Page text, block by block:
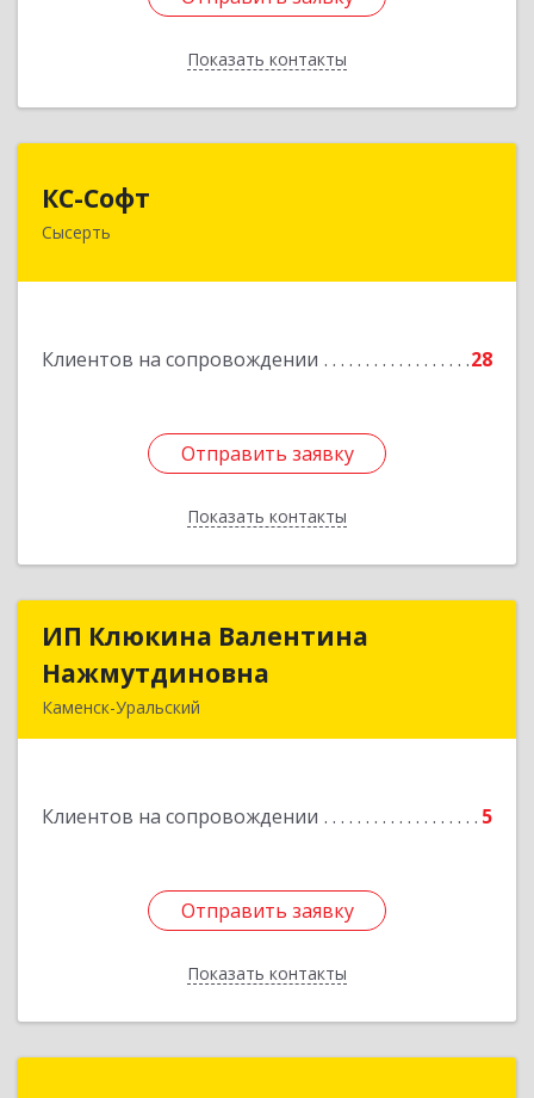
Показать контакты
Назад
КС-Софт
Сысерть
Клиентов на сопровождении 28
Отправить заявку
Показать контакты
624001, Свердловская обл, Сысертский р-н,
Отправить заявку
Назад
ИП Клюкина Валентина
Нажмутдиновна
Каменск-Уральский
Клиентов на сопровождении 5
Отправить заявку
Показать контакты
ИП Клюкина Валентина
Нажмутдиновна
Подробнее
Отправить заявку
Назад